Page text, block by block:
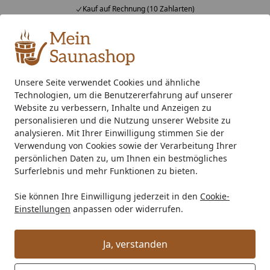
Unsere Seite verwendet Cookies und ähnliche
Technologien, um die Benutzererfahrung auf unserer
Website zu verbessern, Inhalte und Anzeigen zu
personalisieren und die Nutzung unserer Website zu
analysieren. Mit Ihrer Einwilligung stimmen Sie der
Verwendung von Cookies sowie der Verarbeitung Ihrer
persönlichen Daten zu, um Ihnen ein bestmögliches
Surferlebnis und mehr Funktionen zu bieten.
Sie können Ihre Einwilligung jederzeit in den Cookie-
Einstellungen anpassen oder widerrufen.
Ja, verstanden
Kauf auf Rechnung (10 Zahlarten)
Alle Produkte
Mein Konto
Suchen
Startseite
EPDM Folienset Nr. 113 - 610 x 900 cm
EPDM Folienset Nr. 113 - 610 x 900
cm